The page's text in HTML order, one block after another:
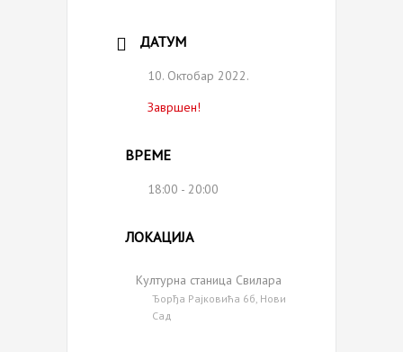
ДАТУМ
10. Октобар 2022.
Завршен!
ВРЕМЕ
18:00 - 20:00
ЛОКАЦИЈА
Културна станица Свилара
Ђорђа Рајковића 6б, Нови
Сад